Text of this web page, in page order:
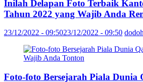
Inilah Delapan Foto Terbaik
Tahun 2022 yang Wajib Anda
23/12/2022 - 09:5023/12/2022 - 09:50
Foto-foto Bersejarah Piala Dunia